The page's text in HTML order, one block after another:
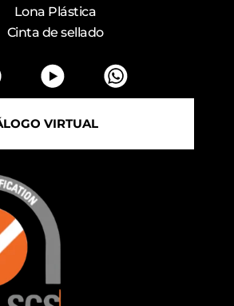
Lona Plástica
Cinta de sellado
VIRTUAL